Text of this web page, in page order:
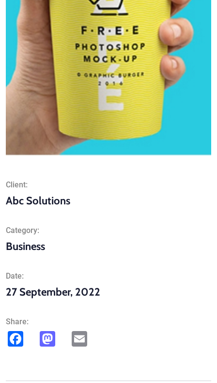
Client:
Abc Solutions
Category:
Business
Date:
27 September, 2022
Share: